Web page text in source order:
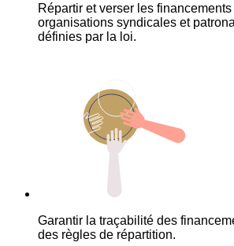
Répartir et verser les
organisations syndicales et
définies par la loi.
Garantir la traçabilité des
des règles de répartition.